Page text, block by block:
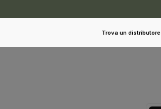
Trova un distributore